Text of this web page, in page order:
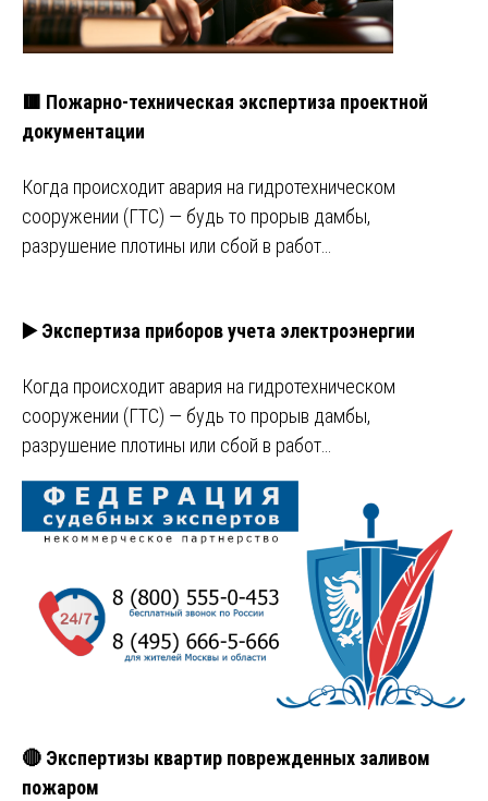
🟥 Пожарно-техническая экспертиза проектной
документации
Когда происходит авария на гидротехническом
сооружении (ГТС) — будь то прорыв дамбы,
разрушение плотины или сбой в работ…
▶️ Экспертиза приборов учета электроэнергии
Когда происходит авария на гидротехническом
сооружении (ГТС) — будь то прорыв дамбы,
разрушение плотины или сбой в работ…
🔴 Экспертизы квартир поврежденных заливом
пожаром